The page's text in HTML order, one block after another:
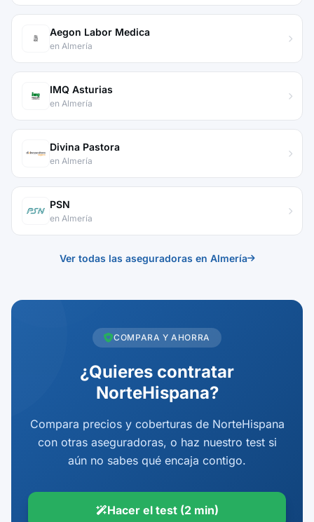
Aegon Labor Medica
en Almería
IMQ Asturias
en Almería
Divina Pastora
en Almería
PSN
en Almería
Ver todas las aseguradoras en Almería
COMPARA Y AHORRA
¿Quieres contratar
NorteHispana?
Compara precios y coberturas de NorteHispana
con otras aseguradoras, o haz nuestro test si
aún no sabes qué encaja contigo.
Hacer el test (2 min)